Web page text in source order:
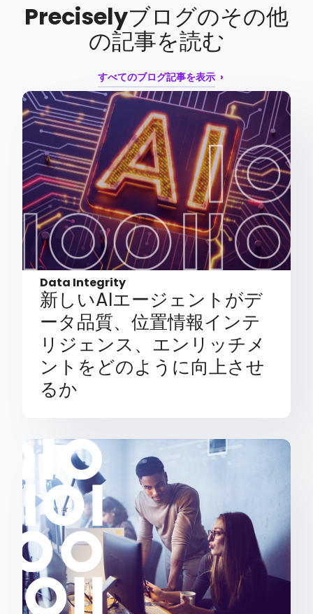
Preciselyブログのその他
の記事を読む
すべてのブログ記事を表示
Data Integrity
新しいAIエージェントがデ
ータ品質、位置情報インテ
リジェンス、エンリッチメ
ントをどのように向上させ
るか